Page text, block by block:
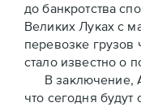
до банкротства
Великих Луках с
перевозке грузов
стало известно о
В заключение, А.
что сегодня